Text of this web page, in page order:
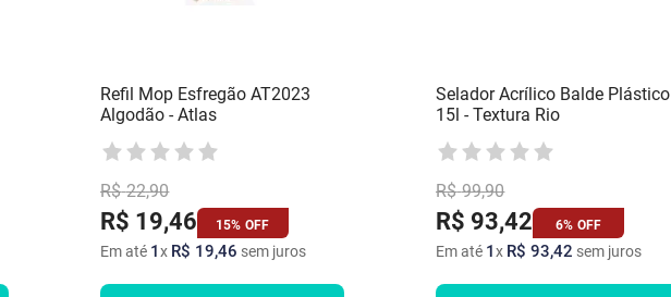
Refil Mop Esfregão AT2023
Algodão - Atlas
R$ 22,90
R$ 19,46 15% OFF
Em até 1x R$ 19,46 sem juros
Selador Acrílico Balde Plástico
15l - Textura Rio
R$ 99,90
R$ 93,42 6% OFF
Em até 1x R$ 93,42 sem juros